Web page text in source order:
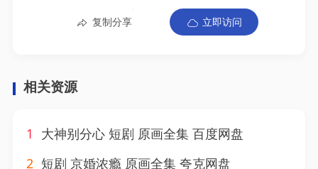
复制分享 立即访问
相关资源
1
大神别分心 短剧 原画全集 百度网盘
2 短剧 京婚浓瘾 原画全集 夸克网盘